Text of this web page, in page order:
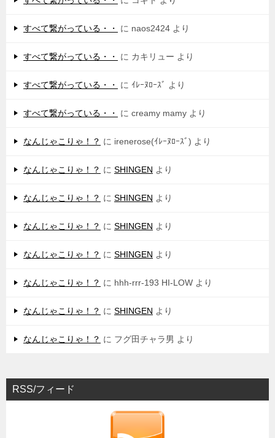
すべて繋がっている・・ に naos2424 より
すべて繋がっている・・ に カキリュー より
すべて繋がっている・・ に ｲﾚｰﾇﾛｰｽﾞ より
すべて繋がっている・・ に creamy mamy より
なんじゃこりゃ！？ に irenerose(ｲﾚｰﾇﾛｰｽﾞ) より
なんじゃこりゃ！？ に SHINGEN より
なんじゃこりゃ！？ に SHINGEN より
なんじゃこりゃ！？ に SHINGEN より
なんじゃこりゃ！？ に SHINGEN より
なんじゃこりゃ！？ に hhh-rrr-193 HI-LOW より
なんじゃこりゃ！？ に SHINGEN より
なんじゃこりゃ！？ に フグ田チャラ男 より
RSS/フィード